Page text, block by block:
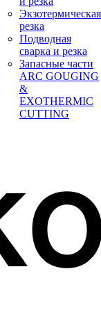
Экзотермическая
резка
Подводная
сварка и резка
Запасные части
ARC GOUGING
&
EXOTHERMIC
CUTTING